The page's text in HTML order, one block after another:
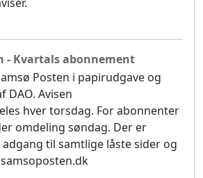
- Kvartals abonnement
Posten i papirudgave og
DAO. Avisen
hver torsdag. For abonnenter
omdeling søndag. Der er
til samtlige låste sider og